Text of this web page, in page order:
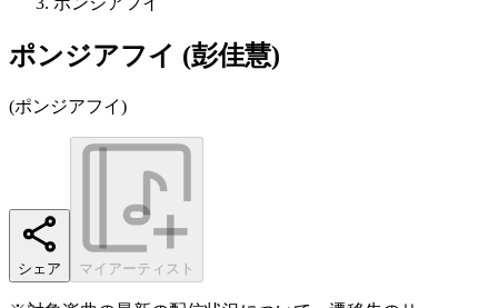
ポンジアフイ (彭佳慧)
(ポンジアフイ)
シェア マイアーティスト